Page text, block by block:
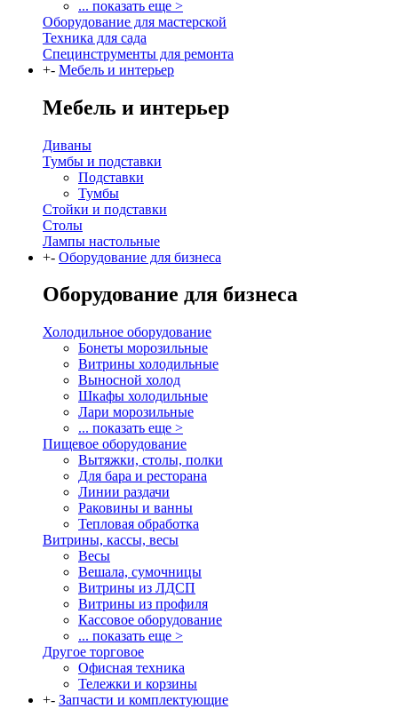
... показать еще >
Оборудование для мастерской
Техника для сада
Специнструменты для ремонта
+- Мебель и интерьер
Мебель и интерьер
Диваны
Тумбы и подставки
Подставки
Тумбы
Стойки и подставки
Столы
Лампы настольные
+- Оборудование для бизнеса
Оборудование для бизнеса
Холодильное оборудование
Бонеты морозильные
Витрины холодильные
Выносной холод
Шкафы холодильные
Лари морозильные
... показать еще >
Пищевое оборудование
Вытяжки, столы, полки
Для бара и ресторана
Линии раздачи
Раковины и ванны
Тепловая обработка
Витрины, кассы, весы
Весы
Вешала, сумочницы
Витрины из ЛДСП
Витрины из профиля
Кассовое оборудование
... показать еще >
Другое торговое
Офисная техника
Тележки и корзины
+- Запчасти и комплектующие